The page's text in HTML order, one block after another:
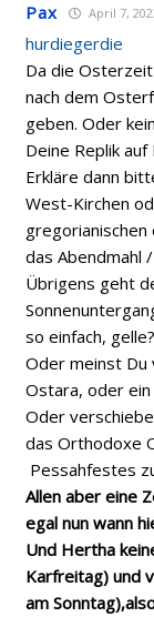
Pax April 7,
hurdiegerdie
Da die
nach dem
geben. Oder
Deine Replik
Erkläre dann
West-Kirchen
das Abendmahl
Übrigens geht
so einfach, gelle?
Oder meinst Du
Ostara, oder
Oder
das Orthodoxe
Pessahfestes
Allen aber eine
egal nun wann
Und Hertha
Karfreitag) und
am